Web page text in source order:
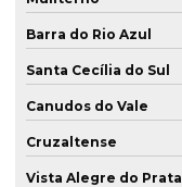
Barra do Rio Azul
Santa Cecília do Sul
Canudos do Vale
Cruzaltense
Vista Alegre do Prata